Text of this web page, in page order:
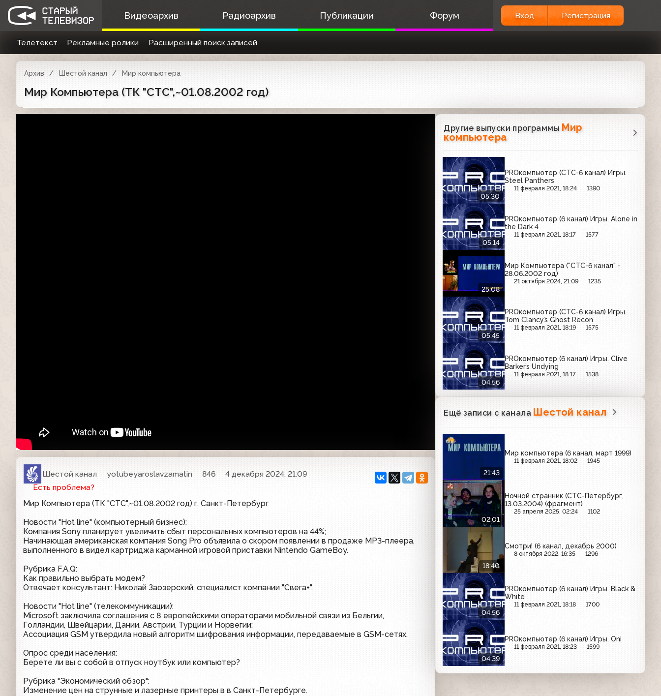
Видеоархив Радиоархив Публикации Форум Вход Регистрация
Телетекст Рекламные ролики Расширенный поиск записей
Архив Шестой канал Мир компьютера
Мир Компьютера (ТК "СТС",~01.08.2002 год)
Шестой канал yotubeyaroslavzamatin 846
4 декабря 2024, 21:09
Есть проблема?
Мир Компьютера (ТК "СТС",~01.08.2002 год) г. Санкт-Петербург
Новости "Hot line" (компьютерный бизнес):
Компания Sony планирует увеличить сбыт персональных компьютеров на 44%;
Начинающая американская компания Song Pro объявила о скором появлении в продаже MP3-плеера,
выполненного в видел картриджа карманной игровой приставки Nintendo GameBoy.
Рубрика F.A.Q:
Как правильно выбрать модем?
Отвечает консультант: Николай Заозерский, специалист компании "Свега+".
Новости "Hot line" (телекоммуникации):
Microsoft заключила соглашения с 8 европейскими операторами мобильной связи из Бельгии,
Голландии, Швейцарии, Дании, Австрии, Турции и Норвегии;
Ассоциация GSM утвердила новый алгоритм шифрования информации, передаваемые в GSM-сетях.
Опрос среди населения:
Берете ли вы с собой в отпуск ноутбук или компьютер?
Рубрика "Экономический обзор":
Изменение цен на струнные и лазерные принтеры в в Санкт-Петербурге.
Другие выпуски программы Мир
компьютера
05:30
PROкомпьютер (СТС-6 канал) Игры.
Steel Panthers
11 февраля 2021, 18:24 1390
05:14
PROкомпьютер (6 канал) Игры. Alone in
the Dark 4
11 февраля 2021, 18:17 1577
25:08
Мир Компьютера ("СТС-6 канал" -
28.06.2002 год)
21 октября 2024, 21:09 1235
05:45
PROкомпьютер (СТС-6 канал) Игры.
Tom Clancy’s Ghost Recon
11 февраля 2021, 18:19 1575
04:56
PROкомпьютер (6 канал) Игры. Clive
Barker’s Undying
11 февраля 2021, 18:17 1538
Ещё записи с канала Шестой канал
21:43
Мир компьютера (6 канал, март 1999)
11 февраля 2021, 18:02 1945
02:01
Ночной странник (СТС-Петербург,
13.03.2004) (фрагмент)
25 апреля 2025, 02:24 1102
18:40
Смотри! (6 канал, декабрь 2000)
8 октября 2022, 16:35 1296
04:56
PROкомпьютер (6 канал) Игры. Black &
White
11 февраля 2021, 18:18 1700
04:39
PROкомпьютер (6 канал) Игры. Oni
11 февраля 2021, 18:23 1599